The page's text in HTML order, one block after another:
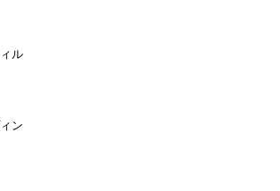
ル
ン